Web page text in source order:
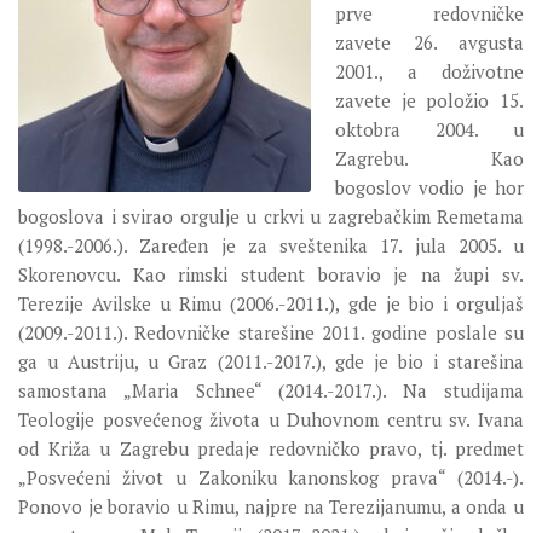
SINODSKI VESNIK
ZAŠTITA MALOLJETNIKA
prve redovničke
zavete 26. avgusta
2001., a doživotne
zavete je položio 15.
oktobra 2004. u
Zagrebu. Kao
bogoslov vodio je hor
bogoslova i svirao orgulje u crkvi u zagrebačkim Remetama
(1998.-2006.). Zaređen je za sveštenika 17. jula 2005. u
Skorenovcu. Kao rimski student boravio je na župi sv.
Terezije Avilske u Rimu (2006.-2011.), gde je bio i orguljaš
(2009.-2011.). Redovničke starešine 2011. godine poslale su
ga u Austriju, u Graz (2011.-2017.), gde je bio i starešina
samostana „Maria Schnee“ (2014.-2017.). Na studijama
Teologije posvećenog života u Duhovnom centru sv. Ivana
od Križa u Zagrebu predaje redovničko pravo, tj. predmet
„Posvećeni život u Zakoniku kanonskog prava“ (2014.-).
Ponovo je boravio u Rimu, najpre na Terezijanumu, a onda u